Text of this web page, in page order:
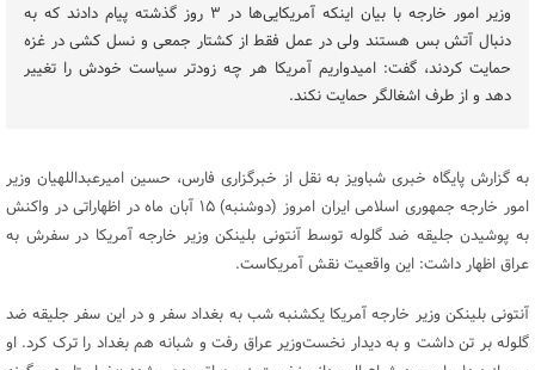
وزیر امور خارجه با بیان اینکه آمریکایی‌ها در ۳ روز گذشته پیام دادند که به
دنبال آتش بس هستند ولی در عمل فقط از کشتار جمعی و نسل کشی در غزه
حمایت کردند، گفت: امیدواریم آمریکا هر چه زودتر سیاست خودش را تغییر
دهد و از طرف اشغالگر حمایت نکند.
به گزارش پایگاه خبری شباویز به نقل از خبرگزاری فارس، حسین امیرعبداللهیان وزیر
امور خارجه جمهوری اسلامی ایران امروز (دوشنبه) ۱۵ آبان ماه در اظهاراتی در واکنش
به پوشیدن جلیقه ضد گلوله توسط آنتونی بلینکن وزیر خارجه آمریکا در سفرش به
عراق اظهار داشت: این واقعیت نقش آمریکاست.
آنتونی بلینکن وزیر خارجه آمریکا یکشنبه شب به بغداد سفر و در این سفر جلیقه ضد
گلوله بر تن داشت و به دیدار نخست‌وزیر عراق رفت و شبانه هم بغداد را ترک کرد. او